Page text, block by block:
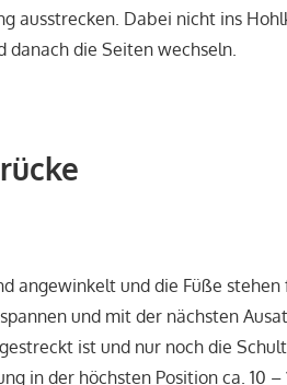
ausstrecken. Dabei nicht ins
danach die Seiten wechseln.
angewinkelt und die Füße
und mit der nächsten
ist und nur noch die
in der höchsten Position ca. 10